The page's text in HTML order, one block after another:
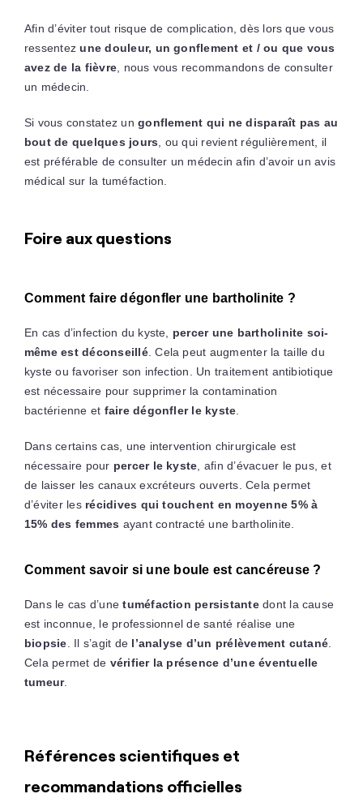
Afin d’éviter tout risque de complication, dès lors que vous
ressentezune douleur, un gonflement et / ou que vous
avez de la fièvre , nous vous recommandons de consulter
un médecin.
Si vous constatez ungonflement qui ne disparaît pas au
bout de quelques jours , ou qui revient régulièrement, il
est préférable de consulter un médecin afin d’avoir un avis
médical sur la tuméfaction.
Foire aux questions
Comment faire dégonfler une bartholinite ?
En cas d’infection du kyste, percer une bartholinite soi-
même est déconseillé. Cela peut augmenter la taille du
kyste ou favoriser son infection. Un traitement antibiotique
est nécessaire pour supprimer la contamination
bactérienne et faire dégonfler le kyste
Dans certains cas, une intervention chirurgicale est
nécessaire pour percer le kyste , afin d’évacuer le pus, et
de laisser les canaux excréteurs ouverts. Cela permet
d’éviter les récidives qui touchent en moyenne 5% à
15% des femmes ayant contracté une bartholinite.
Comment savoir si une boule est cancéreuse ?
Dans le cas d’unetuméfaction persistantedont la cause
est inconnue, le professionnel de santé réalise une
biopsie . Il s’agit de l’analyse d’un prélèvement cutané
Cela permet de vérifier la présence d’une éventuelle
tumeur.
Références scientifiques et
recommandations officielles